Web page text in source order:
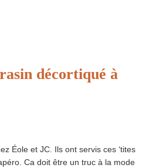
décortiqué à
Éole et JC. Ils ont servis ces ‘tites
Ca doit être un truc à la mode